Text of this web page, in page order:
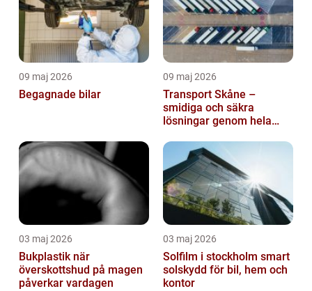
09 maj 2026
Begagnade bilar
09 maj 2026
Transport Skåne –
smidiga och säkra
lösningar genom hela
03 maj 2026
Bukplastik när
överskottshud på magen
påverkar vardagen
03 maj 2026
Solfilm i stockholm smart
solskydd för bil, hem och
kontor